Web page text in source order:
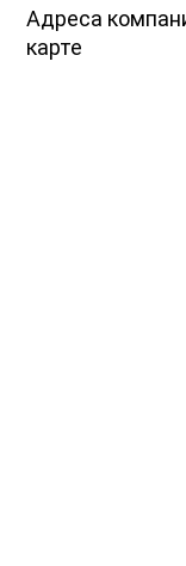
Адреса
карте